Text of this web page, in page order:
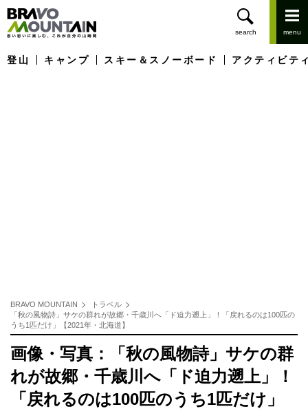
登山 キャンプ スキー＆スノーボード アクティビテ
BRAVO MOUNTAIN
トラベル
「秋の風物詩」サケの群れが故郷・千歳川へ「ド迫力遡上」！「戻れるのは100匹の
うち1匹だけ」【2021年・北海道】
画像・写真：「秋の風物詩」サケの群
れが故郷・千歳川へ「ド迫力遡上」！
「戻れるのは100匹のうち1匹だけ」